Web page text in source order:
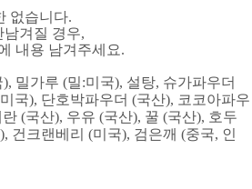
없습니다.
남겨질 경우,
내용 남겨주세요.
밀가루 (밀:미국), 설탕, 슈가파우더
국), 단호박파우더 (국산), 코코아파우
(국산), 우유 (국산), 꿀 (국산), 호두
건크랜베리 (미국), 검은깨 (중국, 인